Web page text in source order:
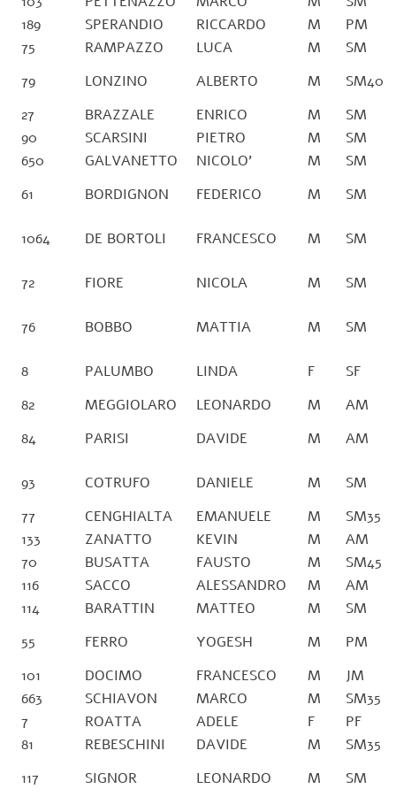
189
SPERANDIO RICCARDO M
PM
75
RAMPAZZO LUCA M
SM
79
LONZINO ALBERTO M
SM40
27
BRAZZALE ENRICO M
SM
90
SCARSINI PIETRO M
SM
650
GALVANETTO NICOLO’ M
SM
61
BORDIGNON FEDERICO M SM
1064 DE BORTOLI FRANCESCO M SM
72 FIORE NICOLA M SM
76 BOBBO MATTIA M SM
8 PALUMBO LINDA F
SF
82
MEGGIOLARO LEONARDO M
AM
84
PARISI DAVIDE M AM
93 COTRUFO DANIELE M
SM
77
CENGHIALTA EMANUELE M
SM35
133
ZANATTO KEVIN M
AM
70
BUSATTA FAUSTO M
SM45
116
SACCO ALESSANDRO M
AM
114
BARATTIN MATTEO M
SM
55
FERRO YOGESH M
PM
101
DOCIMO FRANCESCO M
JM
663
SCHIAVON MARCO M
SM35
7
ROATTA ADELE F
PF
81
REBESCHINI DAVIDE M
SM35
117
SIGNOR LEONARDO M SM